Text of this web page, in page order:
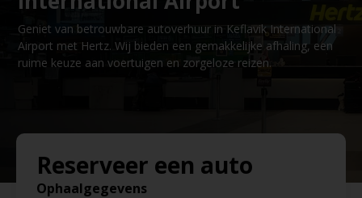
Geniet van betrouwbare autoverhuur in Keflavik International
Airport met Hertz. Wij bieden een gemakkelijke afhaling, een
ruime keuze aan voertuigen en zorgeloze reizen.
Reserveer een auto
Ophaalgegevens